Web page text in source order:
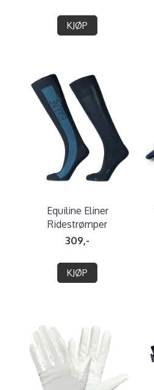
KJØP
Equiline Eliner
Ridestrømper
309,-
KJØP